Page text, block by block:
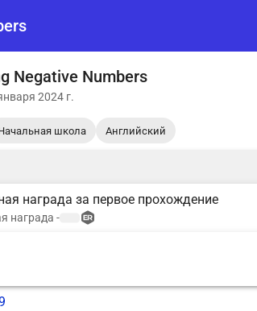
Negative Numbers
2024 г.
школа Английский
награда за первое прохождение
награда -